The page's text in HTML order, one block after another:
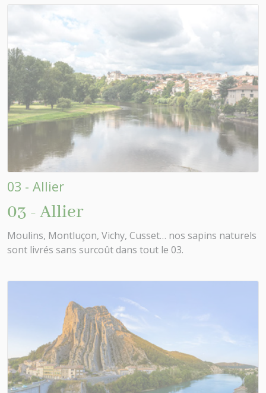
03 - Allier
03 - Allier
Moulins, Montluçon, Vichy, Cusset… nos sapins naturels
sont livrés sans surcoût dans tout le 03.